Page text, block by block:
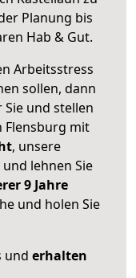
Planung bis
Hab & Gut.
Arbeitsstress
sollen, dann
und stellen
Flensburg mit
, unsere
lehnen Sie
9 Jahre
und holen Sie
und erhalten